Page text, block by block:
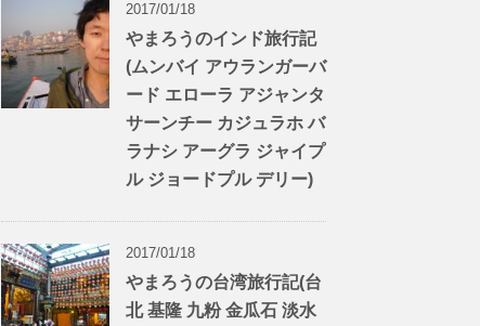
2017/01/18
やまろうのインド旅行記
(ムンバイ アウランガーバ
ード エローラ アジャンタ
サーンチー カジュラホ バ
ラナシ アーグラ ジャイプ
ル ジョードプル デリー)
2017/01/18
やまろうの台湾旅行記(台
北 基隆 九粉 金瓜石 淡水